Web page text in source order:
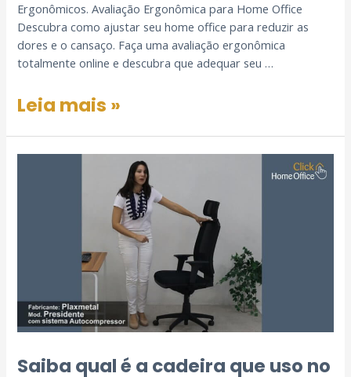
Ergonômicos. Avaliação Ergonômica para Home Office
Descubra como ajustar seu home office para reduzir as
dores e o cansaço. Faça uma avaliação ergonômica
totalmente online e descubra que adequar seu …
Leia mais »
Saiba qual é a cadeira que uso no